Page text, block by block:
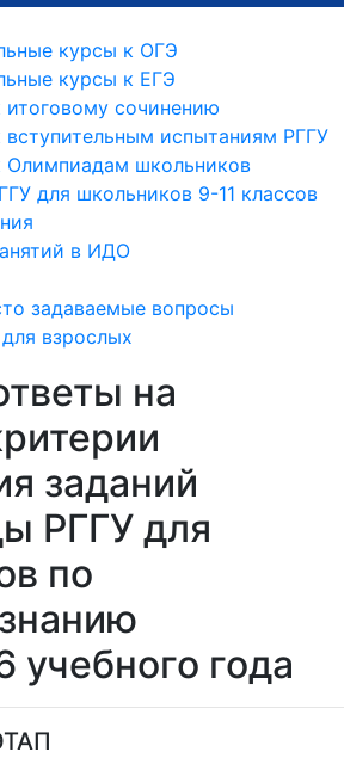
курсы к ОГЭ
курсы к ЕГЭ
итоговому сочинению
вступительным испытаниям РГГУ
Олимпиадам школьников
для школьников 9-11 классов
в ИДО
задаваемые вопросы
взрослых
на
заданий
РГГУ для
по
года